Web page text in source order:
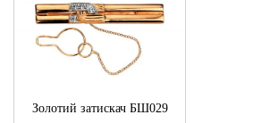
Золотий затискач БШ029